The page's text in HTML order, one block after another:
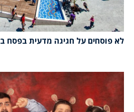
לא פוסחים על חגיגה מדעית בפסח